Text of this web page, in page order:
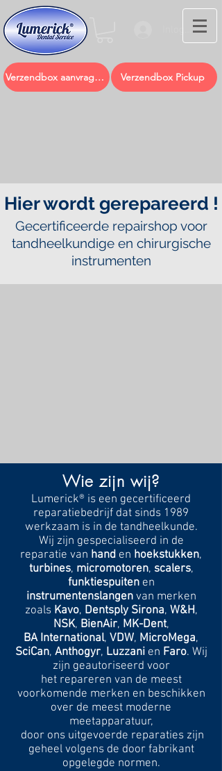
Inloggen
Verzendbox aanvragen Verzendbox Pickup
Hier wordt gerepareerd !
Gecertificeerde repairshop voor
tandheelkundige en chirurgische
instrumenten
Wie zijn wij?
Lumerick® is een gecertificeerd
reparatiebedrijf dat sinds 1989
werkzaam is in de tandheelkunde.
Wij zijn gespecialiseerd in de
reparatie van hand en hoekstukken,
turbines, micromotoren, scalers,
funktiespuiten en
instrumentenslangen van merken
zoals Kavo, Dentsply Sirona, W&H,
NSK, BienAir, MK-Dent,
BA International, VDW, MicroMega,
SciCan, Anthogyr, Luzzani en Faro. Wij
zijn geautoriseerd voor
het repareren van de meest
voorkomende merken en beschikken
over de meest moderne
meetapparatuur,
door ons uitgevoerde reparaties zijn
geheel volgens de door fabrikant
opgelegde normen.